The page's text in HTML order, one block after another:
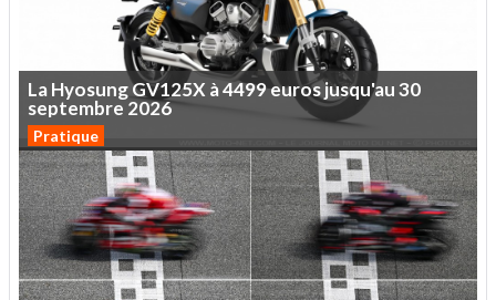
LaHyosungGV125X à4499eurosjusqu'au30
septembre 2026
Pratique